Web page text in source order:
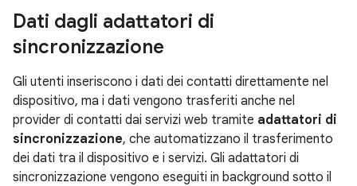
Dati dagli adattatori di
sincronizzazione
Gli utenti inseriscono i dati dei contatti direttamente nel
dispositivo, ma i dati vengono trasferiti anche nel
provider di contatti dai servizi web tramite adattatori di
sincronizzazione, che automatizzano il trasferimento
dei dati tra il dispositivo e i servizi. Gli adattatori di
sincronizzazione vengono eseguiti in background sotto il